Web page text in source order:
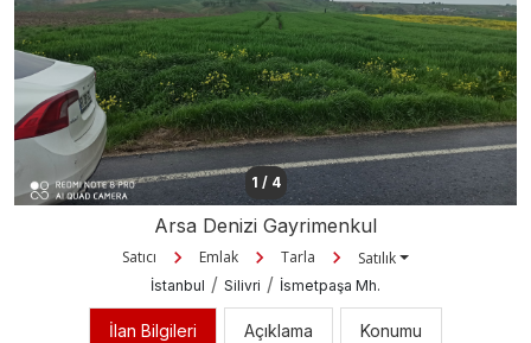
1 / 4
Arsa Denizi Gayrimenkul
Satıcı Emlak Tarla Satılık
İstanbul / Silivri / İsmetpaşa Mh.
İlan Bilgileri Açıklama Konumu